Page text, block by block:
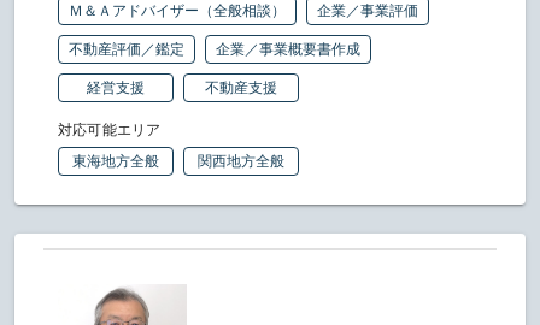
Ｍ＆Ａアドバイザー（全般相談）
企業／事業評価
不動産評価／鑑定 企業／事業概要書作成
経営支援 不動産支援
対応可能エリア
東海地方全般
関西地方全般